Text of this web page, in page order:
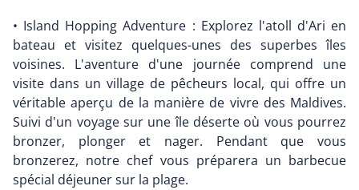
• Island Hopping Adventure : Explorez l'atoll d'Ari en
bateau et visitez quelques-unes des superbes îles
voisines. L'aventure d'une journée comprend une
visite dans un village de pêcheurs local, qui offre un
véritable aperçu de la manière de vivre des Maldives.
Suivi d'un voyage sur une île déserte où vous pourrez
bronzer, plonger et nager. Pendant que vous
bronzerez, notre chef vous préparera un barbecue
spécial déjeuner sur la plage.